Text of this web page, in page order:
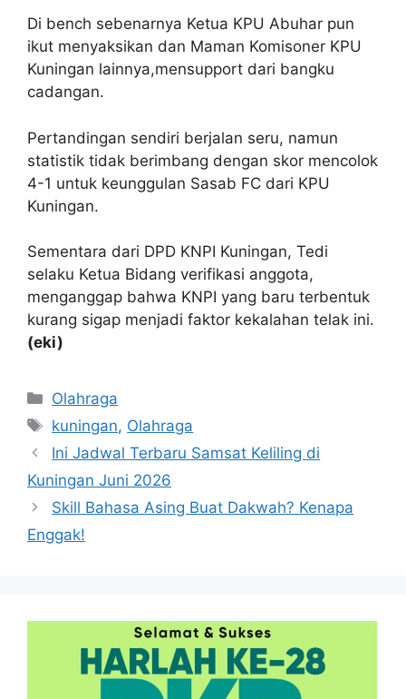
Di bench sebenarnya Ketua KPU Abuhar pun
ikut menyaksikan dan Maman Komisoner KPU
Kuningan lainnya,mensupport dari bangku
cadangan.
Pertandingan sendiri berjalan seru, namun
statistik tidak berimbang dengan skor mencolok
4-1 untuk keunggulan Sasab FC dari KPU
Kuningan.
Sementara dari DPD KNPI Kuningan, Tedi
selaku Ketua Bidang verifikasi anggota,
menganggap bahwa KNPI yang baru terbentuk
kurang sigap menjadi faktor kekalahan telak ini.
(eki)
Kategori
Olahraga
Tag
kuningan, Olahraga
Ini Jadwal Terbaru Samsat Keliling di
Kuningan Juni 2026
Skill Bahasa Asing Buat Dakwah? Kenapa
Enggak!